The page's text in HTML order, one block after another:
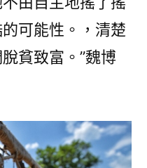
可能性。，清楚
貧致富。”魏博